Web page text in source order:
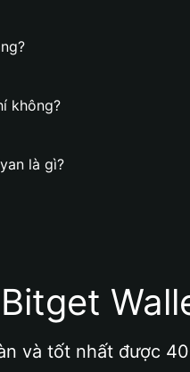
không?
là gì?
và tốt nhất được